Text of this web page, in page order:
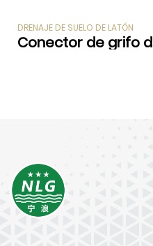
DRENAJE DE SUELO DE LATÓN
Conector de grifo